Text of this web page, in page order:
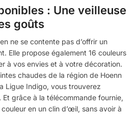
: Une veilleuse
goûts
ne se contente pas d’offrir un
Elle propose également 16 couleurs
à vos envies et à votre décoration.
chaudes de la région de Hoenn
Ligue Indigo, vous trouverez
grâce à la télécommande fournie,
en un clin d’œil, sans avoir à